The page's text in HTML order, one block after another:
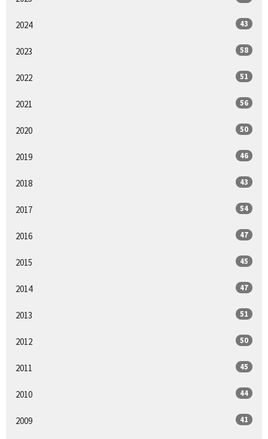
2024 43
2023 58
2022 51
2021 56
2020 50
2019 46
2018 43
2017 54
2016 47
2015 45
2014 47
2013 51
2012 50
2011 45
2010 44
2009 41